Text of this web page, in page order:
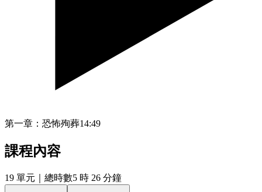
第一章：恐怖殉葬14:49
課程內容
19 單元 ｜總時數5 時 26 分鐘